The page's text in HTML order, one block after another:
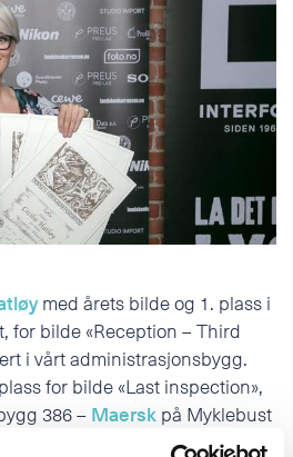
OM OSS
ENGLISH
BOKMÅL
med årets bilde og 1. plass i
for bilde «Reception – Third
i vårt administrasjonsbygg.
for bilde «Last inspection»,
386 –Maerskpå Myklebust
Group!